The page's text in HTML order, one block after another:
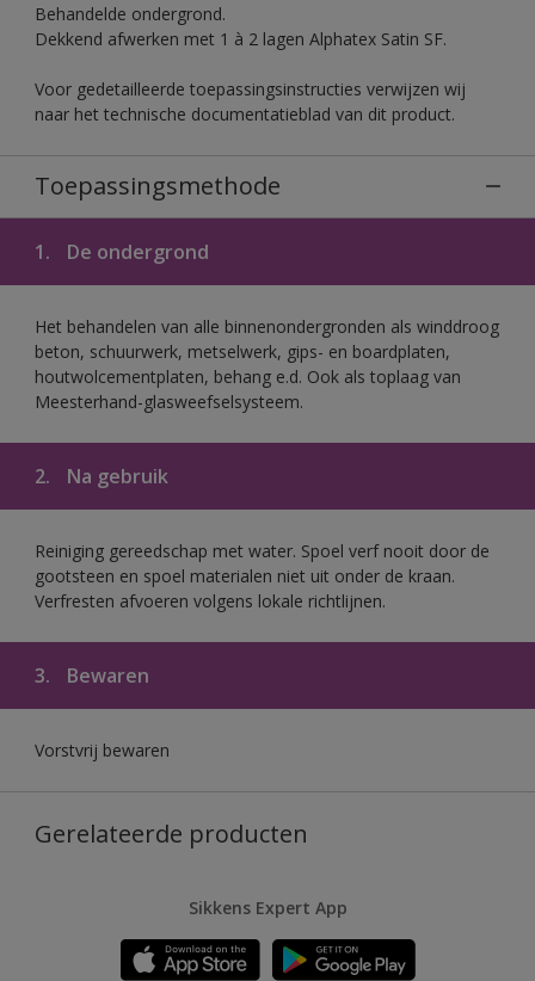
Behandelde ondergrond.
Dekkend afwerken met 1 à 2 lagen Alphatex Satin SF.
Voor gedetailleerde toepassingsinstructies verwijzen wij
naar het technische documentatieblad van dit product.
Toepassingsmethode
1. De ondergrond
Het behandelen van alle binnenondergronden als winddroog
beton, schuurwerk, metselwerk, gips- en boardplaten,
houtwolcementplaten, behang e.d. Ook als toplaag van
Meesterhand-glasweefselsysteem.
2. Na gebruik
Reiniging gereedschap met water. Spoel verf nooit door de
gootsteen en spoel materialen niet uit onder de kraan.
Verfresten afvoeren volgens lokale richtlijnen.
3. Bewaren
Vorstvrij bewaren
Gerelateerde producten
Sikkens Expert App